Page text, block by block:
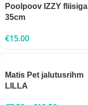
Poolpoov IZZY fliisiga
35cm
€15.00
Matis Pet jalutusrihm
LILLA